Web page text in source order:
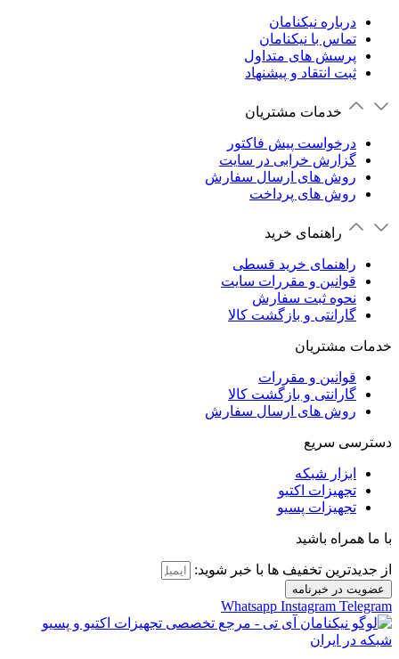
درباره نیکنامان
تماس با نیکنامان
پرسش های متداول
ثبت انتقاد و پیشنهاد
خدمات مشتریان
درخواست پیش فاکتور
گزارش خرابی در سایت
روش های ارسال سفارش
روش های پرداخت
راهنمای خرید
راهنمای خرید قسطی
قوانین و مقررات سایت
نحوه ثبت سفارش
گارانتی و بازگشت کالا
خدمات مشتریان
قوانین و مقررات
گارانتی و بازگشت کالا
روش های ارسال سفارش
دسترسی سریع
ابزار شبکه
تجهیزات اکتیو
تجهیزات پسیو
با ما همراه باشید
از جدیدترین تخفیف ها با خبر شوید:
عضویت در خبرنامه
Whatsapp Instagram Telegram